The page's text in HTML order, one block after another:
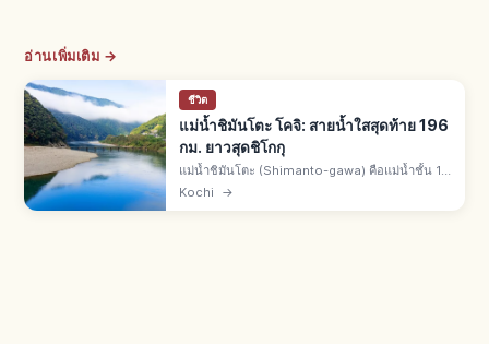
อ่านเพิ่มเติม →
ชีวิต
แม่น้ำชิมันโตะ โคจิ: สายน้ำใสสุดท้าย 196
กม. ยาวสุดชิโกกุ
แม่น้ำชิมันโตะ (Shimanto-gawa) คือแม่น้ำชั้น 1
ตะวันตก จ.โคจิ ยาว 196 กม. ยาวสุดชิโกกุ ฉายา
Kochi →